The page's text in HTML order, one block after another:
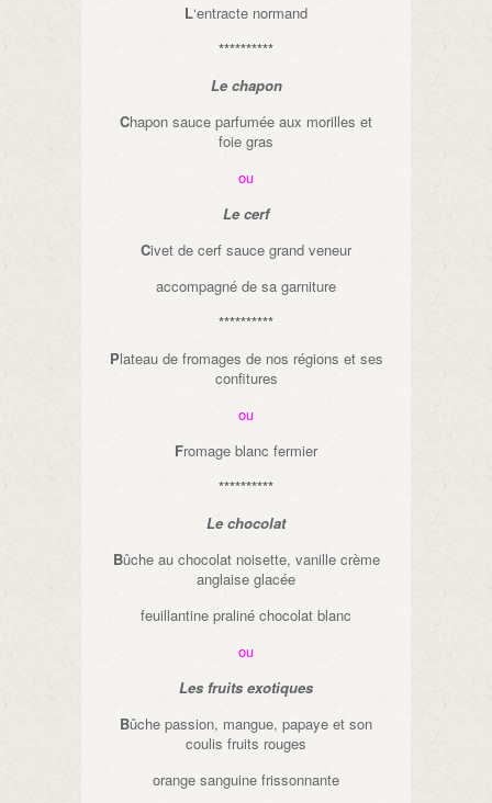
L‘entracte normand
**********
Le chapon
Chapon sauce parfumée aux morilles et
foie gras
ou
Le cerf
Civet de cerf sauce grand veneur
accompagné de sa garniture
**********
Plateau de fromages de nos régions et ses
confitures
ou
Fromage blanc fermier
**********
Le chocolat
Bûche au chocolat noisette, vanille crème
anglaise glacée
feuillantine praliné chocolat blanc
ou
Les fruits exotiques
Bûche passion, mangue, papaye et son
coulis fruits rouges
orange sanguine frissonnante